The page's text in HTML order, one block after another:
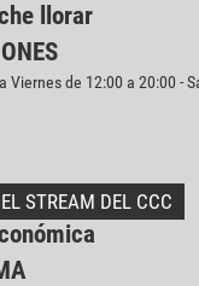
llorar
Viernes de 12:00 a 20:00 -
STREAM DEL CCC